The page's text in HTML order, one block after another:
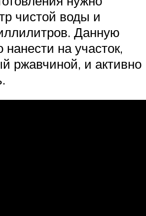
чистой воды и
Данную
на участок,
ржавчиной, и активно